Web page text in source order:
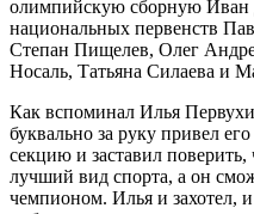
олимпийскую сборную Иван
национальных первенств
Степан Пищелев, Олег
Носаль, Татьяна Силаева и
Как вспоминал Илья
буквально за руку привел
секцию и заставил поверить,
лучший вид спорта, а он
чемпионом. Илья и захотел,